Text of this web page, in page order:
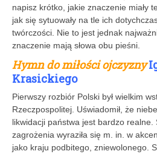
napisz krótko, jakie znaczenie miały
jak się sytuowały na tle ich
twórczości. Nie to jest jednak
znaczenie mają słowa obu pieśni.
Hymn do miłości ojczyzny
Krasickiego
Pierwszy rozbiór Polski był wielkim
Rzeczpospolitej. Uświadomił, że
likwidacji państwa jest bardzo realne.
zagrożenia wyraziła się m. in. w
jako kraju podbitego, zniewolonego.